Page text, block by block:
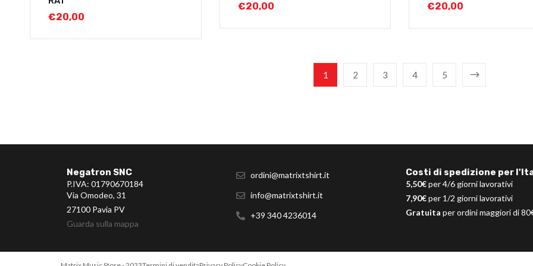
€20,00
€20,00 €20,00
1 2 3 4 5
Negatron SNC
P.IVA: 01790670184
Via Omodeo, 31
27100 Pavia PV
Guarda sulla mappa
ordini@matrixtshirt.it
info@matrixtshirt.it
+39 340 4236014
Costi di spedizione per
5,50€per 4/6 giorni lavorativi
7,90€per 1/2 giorni lavorativi
Gratuita per ordini maggiori di